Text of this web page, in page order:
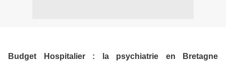
Budget Hospitalier : la psychiatrie en Bretagne